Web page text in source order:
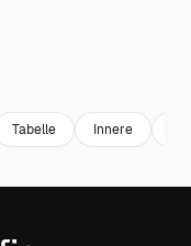
Tabelle Innere